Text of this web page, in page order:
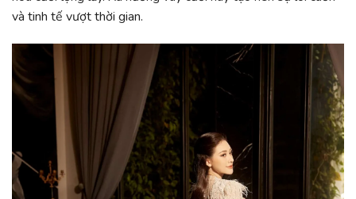
và tinh tế vượt thời gian.